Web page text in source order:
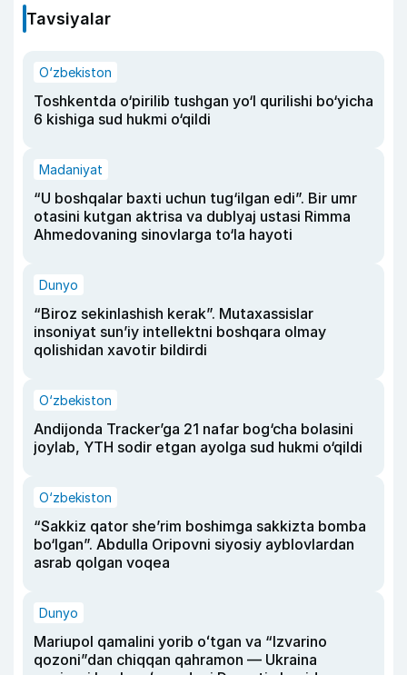
Tavsiyalar
O‘zbekiston
Toshkentda o‘pirilib tushgan yo‘l qurilishi bo‘yicha
6 kishiga sud hukmi o‘qildi
Madaniyat
“U boshqalar baxti uchun tug‘ilgan edi”. Bir umr
otasini kutgan aktrisa va dublyaj ustasi Rimma
Ahmedovaning sinovlarga to‘la hayoti
Dunyo
“Biroz sekinlashish kerak”. Mutaxassislar
insoniyat sun’iy intellektni boshqara olmay
qolishidan xavotir bildirdi
O‘zbekiston
Andijonda Tracker’ga 21 nafar bog‘cha bolasini
joylab, YTH sodir etgan ayolga sud hukmi o‘qildi
O‘zbekiston
“Sakkiz qator she’rim boshimga sakkizta bomba
bo‘lgan”. Abdulla Oripovni siyosiy ayblovlardan
asrab qolgan voqea
Dunyo
Mariupol qamalini yorib oʻtgan va “Izvarino
qozoni”dan chiqqan qahramon — Ukraina